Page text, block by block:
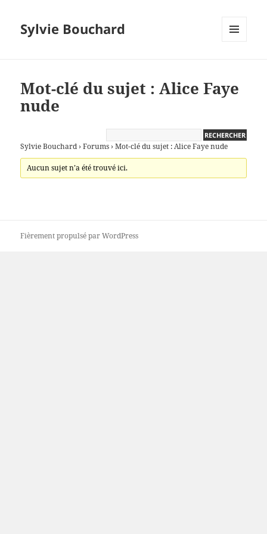
Sylvie Bouchard
Mot-clé du sujet : Alice Faye
nude
Sylvie Bouchard › Forums › Mot-clé du sujet : Alice Faye nude
Aucun sujet n’a été trouvé ici.
Fièrement propulsé par WordPress